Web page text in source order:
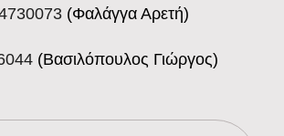
(Φαλάγγα Αρετή)
(Βασιλόπουλος Γιώργος)